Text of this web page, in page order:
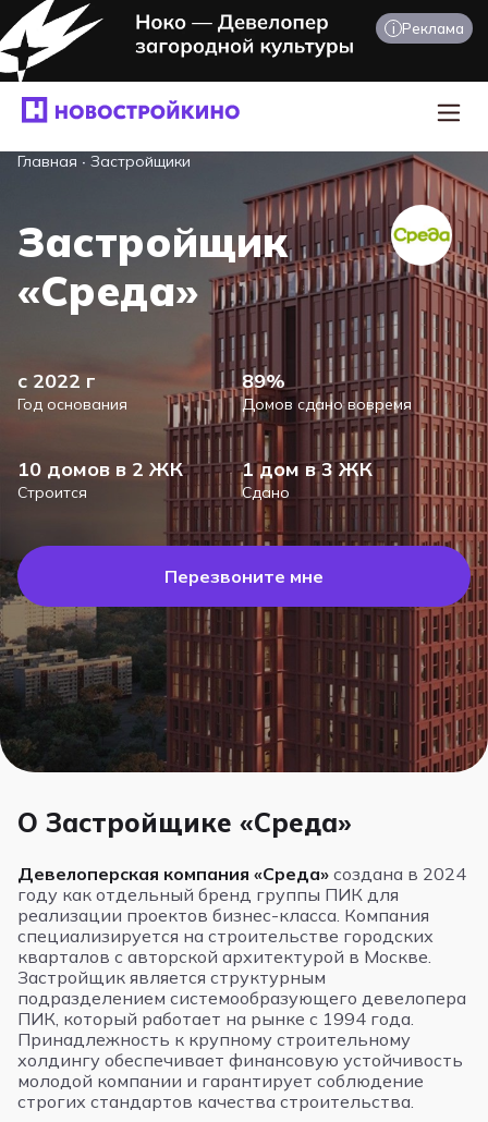
i Реклама
Главная · Застройщики
Застройщик
«Среда»
с 2022 г
Год основания
89%
Домов сдано вовремя
10 домов в 2 ЖК
Строится
1 дом в 3 ЖК
Сдано
Перезвоните мне
О Застройщике «Среда»
Девелоперская компания «Среда» создана в 2024
году как отдельный бренд группы ПИК для
реализации проектов бизнес-класса. Компания
специализируется на строительстве городских
кварталов с авторской архитектурой в Москве.
Застройщик является структурным
подразделением системообразующего девелопера
ПИК, который работает на рынке с 1994 года.
Принадлежность к крупному строительному
холдингу обеспечивает финансовую устойчивость
молодой компании и гарантирует соблюдение
строгих стандартов качества строительства.